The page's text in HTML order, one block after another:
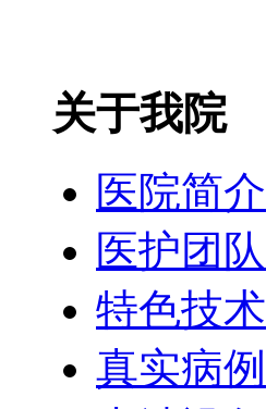
关于我院
医院简介
医护团队
特色技术
真实病例